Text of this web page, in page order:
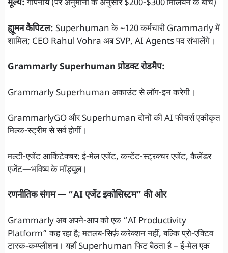
मूल्य:गोपनीय (पर अनुमानों के अनुसार $200-$300 मिलियन के बीच)
ह्यूमन कैपिटल: Superhuman के ~120 कर्मचारी Grammarly में
शामिल; CEO Rahul Vohra अब SVP, AI Agents पद संभालेंगे।
Grammarly Superhuman प्रोडक्ट रोडमैप:
Grammarly Superhuman अकाउंट से लॉग-इन करेगी।
GrammarlyGO और Superhuman दोनों की AI फीचर्स एकीकृत
मिल्क-स्ट्रीम से सर्व होगीं।
मल्टी-एजेंट आर्किटेक्चर: ई-मेल एजेंट, कन्टेंट-स्ट्रक्चर एजेंट, कैलेंडर
एजेंट—भविष्य के मॉड्यूल।
रणनीतिक संगम — “AI एजेंट इकोसिस्टम” की ओर
Grammarly अब अपने-आप को एक “AI Productivity
Platform” कह रहा है; मतलब-सिर्फ़ करेक्शन नहीं, बल्कि प्रो-एक्टिव
टास्क-कम्प्लीशन। यहाँ Superhuman फिट बैठता है – ई-मेल एक